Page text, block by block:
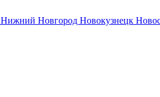
Нижний Новгород Новокузнецк